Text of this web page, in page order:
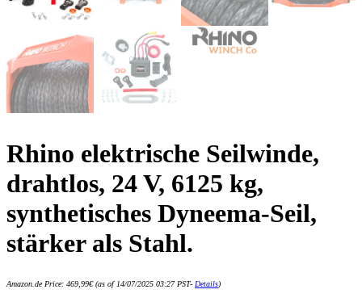
Rhino elektrische Seilwinde,
drahtlos, 24 V, 6125 kg,
synthetisches Dyneema-Seil,
stärker als Stahl.
Amazon.de Price: 469,99€(as of 14/07/2025 03:27 PST- Details)